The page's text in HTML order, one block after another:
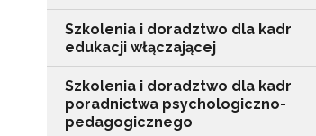
Szkolenia i doradztwo dla kadr
edukacji włączającej
Szkolenia i doradztwo dla kadr
poradnictwa psychologiczno-
pedagogicznego